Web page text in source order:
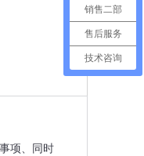
项、同时
销售二部
售后服务
技术咨询